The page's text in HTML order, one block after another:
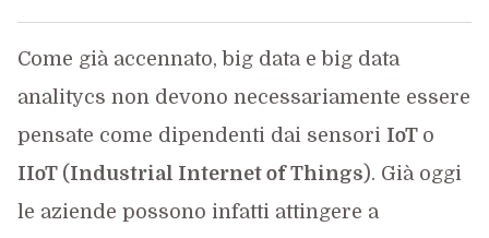
Come già accennato, big data e big data
analitycs non devono necessariamente essere
pensate come dipendenti dai sensori IoT o
IIoT (Industrial Internet of Things). Già oggi
le aziende possono infatti attingere a